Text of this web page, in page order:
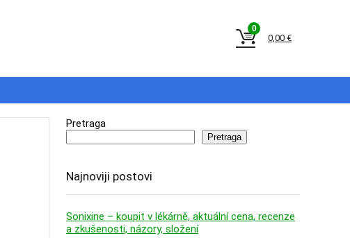
0
0,00 €
Pretraga
Pretraga
Najnoviji postovi
Sonixine – koupit v lékárně, aktuální cena, recenze
a zkušenosti, názory, složení